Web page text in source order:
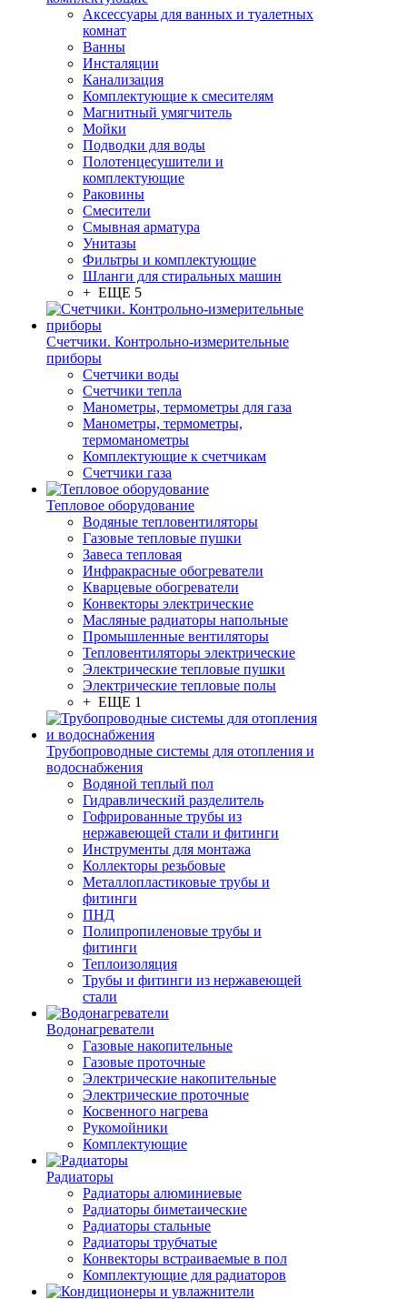
Аксессуары для ванных и туалетных
комнат
Ванны
Инсталяции
Канализация
Комплектующие к смесителям
Магнитный умягчитель
Мойки
Подводки для воды
Полотенцесушители и
комплектующие
Раковины
Смесители
Смывная арматура
Унитазы
Фильтры и комплектующие
Шланги для стиральных машин
+ ЕЩЕ 5
Счетчики. Контрольно-измерительные
приборы
Счетчики воды
Счетчики тепла
Манометры, термометры для газа
Манометры, термометры,
термоманометры
Комплектующие к счетчикам
Счетчики газа
Тепловое оборудование
Водяные тепловентиляторы
Газовые тепловые пушки
Завеса тепловая
Инфракрасные обогреватели
Кварцевые обогреватели
Конвекторы электрические
Масляные радиаторы напольные
Промышленные вентиляторы
Тепловентиляторы электрические
Электрические тепловые пушки
Электрические тепловые полы
+ ЕЩЕ 1
Трубопроводные системы для отопления и
водоснабжения
Водяной теплый пол
Гидравлический разделитель
Гофрированные трубы из
нержавеющей стали и фитинги
Инструменты для монтажа
Коллекторы резьбовые
Металлопластиковые трубы и
фитинги
ПНД
Полипропиленовые трубы и
фитинги
Теплоизоляция
Трубы и фитинги из нержавеющей
стали
Водонагреватели
Газовые накопительные
Газовые проточные
Электрические накопительные
Электрические проточные
Косвенного нагрева
Рукомойники
Комплектующие
Радиаторы
Радиаторы алюминиевые
Радиаторы биметаические
Радиаторы стальные
Радиаторы трубчатые
Конвекторы встраиваемые в пол
Комплектующие для радиаторов